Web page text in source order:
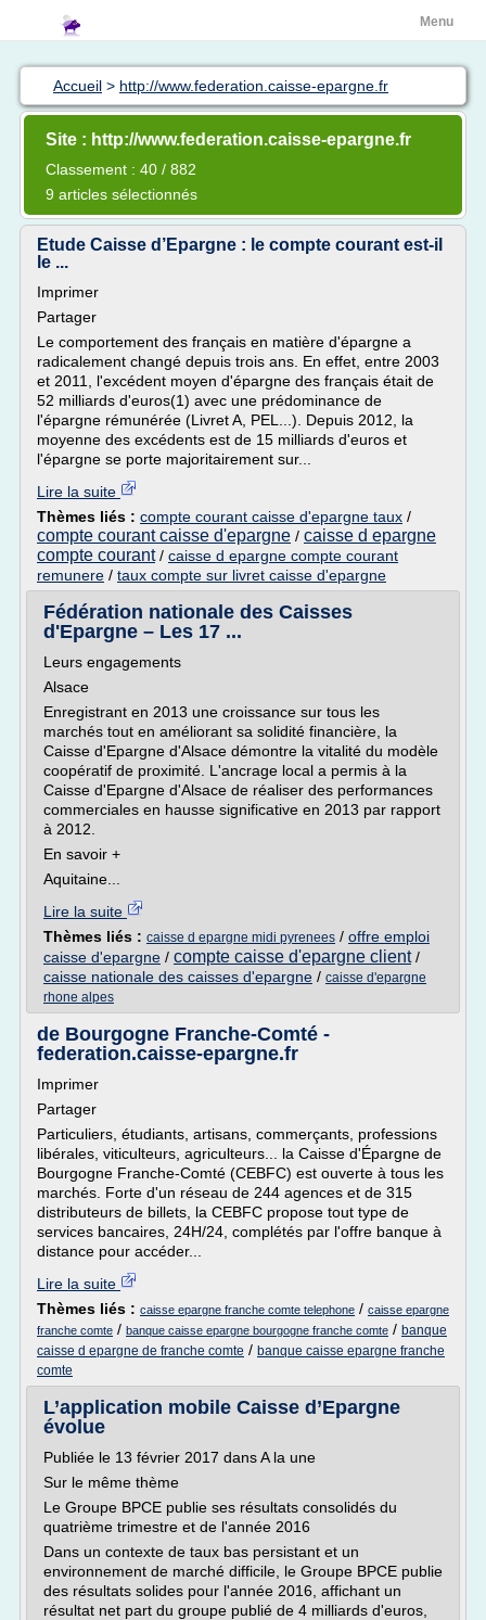
Menu
Accueil > http://www.federation.caisse-epargne.fr
Site : http://www.federation.caisse-epargne.fr
Classement : 40 / 882
9 articles sélectionnés
Etude Caisse d’Epargne : le compte courant est-il
le ...
Imprimer
Partager
Le comportement des français en matière d'épargne a
radicalement changé depuis trois ans. En effet, entre 2003
et 2011, l'excédent moyen d'épargne des français était de
52 milliards d'euros(1) avec une prédominance de
l'épargne rémunérée (Livret A, PEL...). Depuis 2012, la
moyenne des excédents est de 15 milliards d'euros et
l'épargne se porte majoritairement sur...
Lire la suite
Thèmes liés : compte courant caisse d'epargne taux /
compte courant caisse d'epargne / caisse d epargne
compte courant/ caisse d epargne compte courant
remunere / taux compte sur livret caisse d'epargne
Fédération nationale des Caisses
d'Epargne – Les 17 ...
Leurs engagements
Alsace
Enregistrant en 2013 une croissance sur tous les
marchés tout en améliorant sa solidité financière, la
Caisse d'Epargne d'Alsace démontre la vitalité du modèle
coopératif de proximité. L'ancrage local a permis à la
Caisse d'Epargne d'Alsace de réaliser des performances
commerciales en hausse significative en 2013 par rapport
à 2012.
En savoir +
Aquitaine...
Lire la suite
Thèmes liés : caisse d epargne midi pyrenees / offre emploi
caisse d'epargne / compte caisse d'epargne client/
caisse nationale des caisses d'epargne / caisse d'epargne
rhone alpes
de Bourgogne Franche-Comté -
federation.caisse-epargne.fr
Imprimer
Partager
Particuliers, étudiants, artisans, commerçants, professions
libérales, viticulteurs, agriculteurs... la Caisse d'Épargne de
Bourgogne Franche-Comté (CEBFC) est ouverte à tous les
marchés. Forte d'un réseau de 244 agences et de 315
distributeurs de billets, la CEBFC propose tout type de
services bancaires, 24H/24, complétés par l'offre banque à
distance pour accéder...
Lire la suite
Thèmes liés : caisse epargne franche comte telephone / caisse epargne
franche comte / banque caisse epargne bourgogne franche comte / banque
caisse d epargne de franche comte / banque caisse epargne franche
comte
L’application mobile Caisse d’Epargne
évolue
Publiée le 13 février 2017 dans A la une
Sur le même thème
Le Groupe BPCE publie ses résultats consolidés du
quatrième trimestre et de l'année 2016
Dans un contexte de taux bas persistant et un
environnement de marché difficile, le Groupe BPCE publie
des résultats solides pour l'année 2016, affichant un
résultat net part du groupe publié de 4 milliards d'euros,